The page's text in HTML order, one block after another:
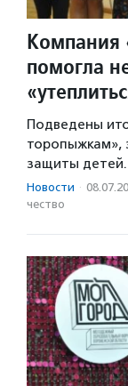
Компания
помогла
Подведены
торопыжкам»,
защиты детей.
Новости ·
чест­во